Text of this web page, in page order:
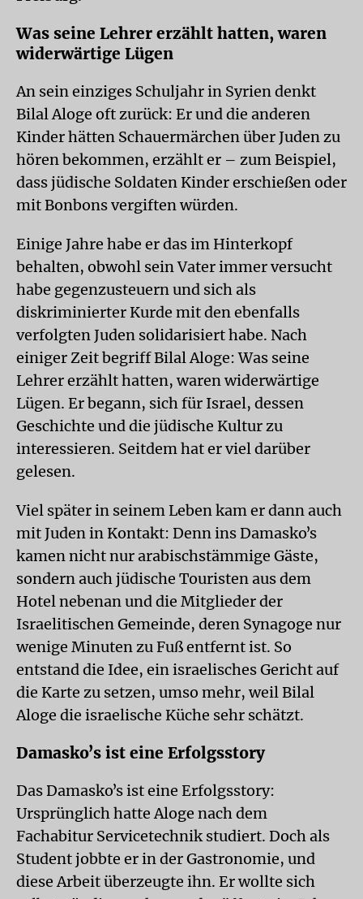
Was seine Lehrer erzählt hatten, waren
widerwärtige Lügen
An sein einziges Schuljahr in Syrien denkt
Bilal Aloge oft zurück: Er und die anderen
Kinder hätten Schauermärchen über Juden zu
hören bekommen, erzählt er – zum Beispiel,
dass jüdische Soldaten Kinder erschießen oder
mit Bonbons vergiften würden.
Einige Jahre habe er das im Hinterkopf
behalten, obwohl sein Vater immer versucht
habe gegenzusteuern und sich als
diskriminierter Kurde mit den ebenfalls
verfolgten Juden solidarisiert habe. Nach
einiger Zeit begriff Bilal Aloge: Was seine
Lehrer erzählt hatten, waren widerwärtige
Lügen. Er begann, sich für Israel, dessen
Geschichte und die jüdische Kultur zu
interessieren. Seitdem hat er viel darüber
gelesen.
Viel später in seinem Leben kam er dann auch
mit Juden in Kontakt: Denn ins Damaskoʼs
kamen nicht nur arabischstämmige Gäste,
sondern auch jüdische Touristen aus dem
Hotel nebenan und die Mitglieder der
Israelitischen Gemeinde, deren Synagoge nur
wenige Minuten zu Fuß entfernt ist. So
entstand die Idee, ein israelisches Gericht auf
die Karte zu setzen, umso mehr, weil Bilal
Aloge die israelische Küche sehr schätzt.
Damaskoʼs ist eine Erfolgsstory
Das Damaskoʼs ist eine Erfolgsstory:
Ursprünglich hatte Aloge nach dem
Fachabitur Servicetechnik studiert. Doch als
Student jobbte er in der Gastronomie, und
diese Arbeit überzeugte ihn. Er wollte sich